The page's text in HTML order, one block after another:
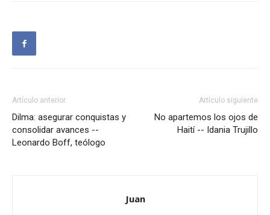
Artículo anterior
Dilma: asegurar conquistas y
consolidar avances --
Leonardo Boff, teólogo
Artículo siguiente
No apartemos los ojos de
Haití -- Idania Trujillo
Juan